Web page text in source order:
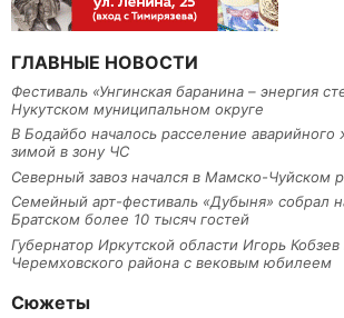
ГЛАВНЫЕ НОВОСТИ
Фестиваль «Унгинская баранина – энергия
Нукутском муниципальном округе
В Бодайбо началось расселение
зимой в зону ЧС
Северный завоз начался в Мамско-Чуйском
Семейный арт-фестиваль «Дубыня» собрал
Братском более 10 тысяч гостей
Губернатор Иркутской области Игорь
Черемховского района с вековым юбилеем
Сюжеты